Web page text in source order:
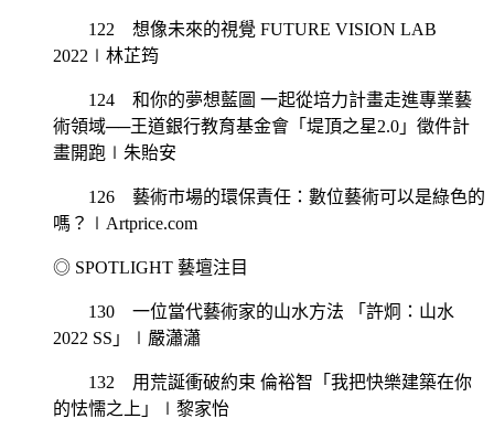
122 想像未來的視覺 FUTURE VISION LAB
2022∣林芷筠
124 和你的夢想藍圖 一起從培力計畫走進專業藝
術領域──王道銀行教育基金會「堤頂之星2.0」徵件計
畫開跑∣朱貽安
126 藝術市場的環保責任：數位藝術可以是綠色的
嗎？∣Artprice.com
◎ SPOTLIGHT 藝壇注目
130 一位當代藝術家的山水方法 「許炯：山水
2022 SS」∣嚴瀟瀟
132 用荒誕衝破約束 倫裕智「我把快樂建築在你
的怯懦之上」∣黎家怡